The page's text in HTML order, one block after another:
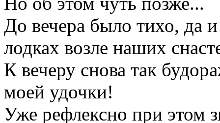
До вечера было тихо, да
лодках возле наших
К вечеру снова так
моей удочки!
Уже рефлексно при этом